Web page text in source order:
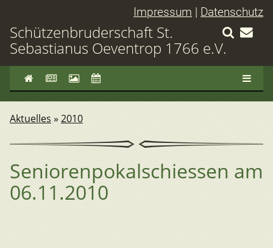
Impressum | Datenschutz
Schützenbruderschaft St.
Sebastianus Oeventrop 1766 e.V.
Aktuelles » 2010
Seniorenpokalschiessen am
06.11.2010